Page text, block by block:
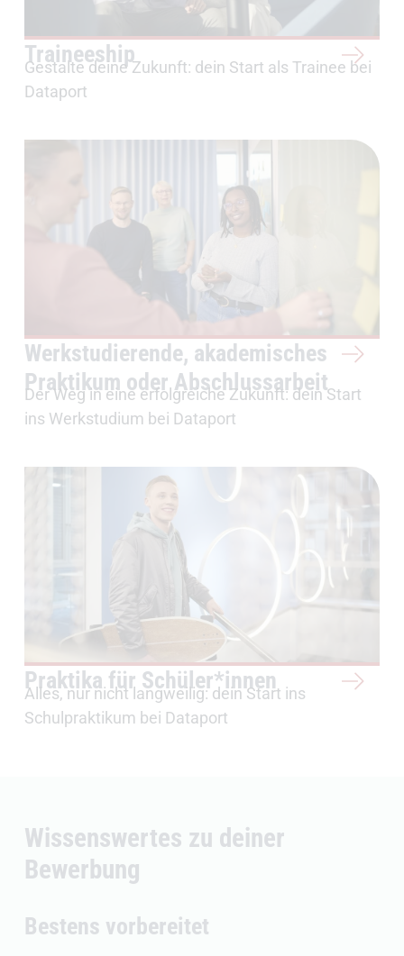
Traineeship
Gestalte deine Zukunft: dein Start als Trainee bei
Dataport
Werkstudierende, akademisches
Praktikum oder Abschlussarbeit
Der Weg in eine erfolgreiche Zukunft: dein Start
ins Werkstudium bei Dataport
Praktika für Schüler*innen
Alles, nur nicht langweilig: dein Start ins
Schulpraktikum bei Dataport
Wissenswertes zu deiner
Bewerbung
Bestens vorbereitet